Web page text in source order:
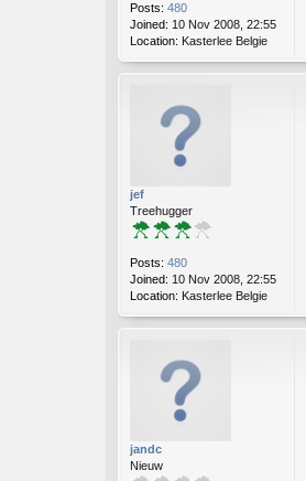
Posts: 480
Joined: 10 Nov 2008, 22:55
Location: Kasterlee Belgie
jef
Treehugger
Posts: 480
Joined: 10 Nov 2008, 22:55
Location: Kasterlee Belgie
jandc
Nieuw